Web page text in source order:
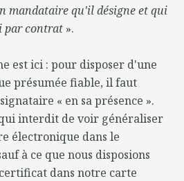
mandataire qu'il désigne et qui
par contrat ».
est ici : pour disposer d'une
présumée fiable, il faut
« en sa présence ».
interdit de voir généraliser
électronique dans le
à ce que nous disposions
dans notre carte